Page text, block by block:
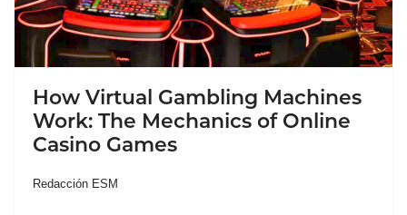
How Virtual Gambling Machines
Work: The Mechanics of Online
Casino Games
Redacción ESM